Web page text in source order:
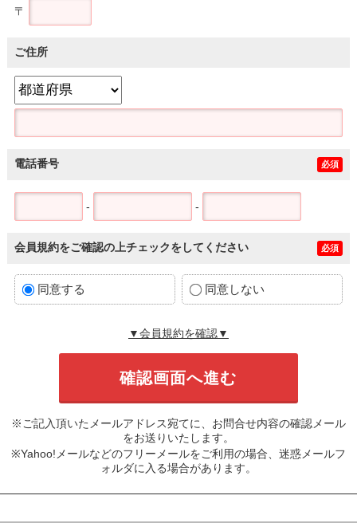
〒
ご住所
電話番号 必須
- -
会員規約をご確認の上チェックをしてください 必須
同意する 同意しない
▼会員規約を確認▼
※ご記入頂いたメールアドレス宛てに、お問合せ内容の確認メール
をお送りいたします。
※Yahoo!メールなどのフリーメールをご利用の場合、迷惑メールフ
ォルダに入る場合があります。